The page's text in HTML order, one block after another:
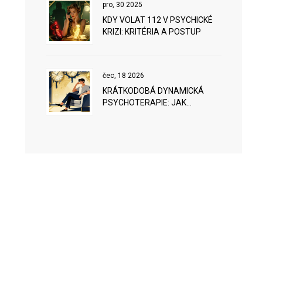
pro, 30 2025
KDY VOLAT 112 V PSYCHICKÉ
KRIZI: KRITÉRIA A POSTUP
čec, 18 2026
KRÁTKODOBÁ DYNAMICKÁ
PSYCHOTERAPIE: JAK